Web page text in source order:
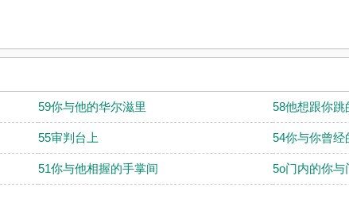
59你与他的华尔滋里 58他想跟你跳
55审判台上 54你与你曾经
51你与他相握的手掌间 5o门内的你与